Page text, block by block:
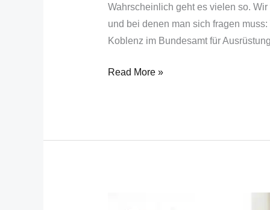
Wahrscheinlich geht es vielen so.
und bei denen man sich fragen
Koblenz im Bundesamt für
Read More »